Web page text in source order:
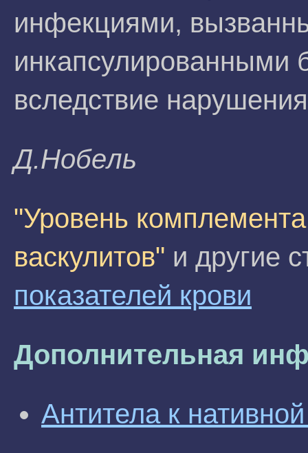
инфекциями,
инкапсулированными
вследствие
Д.Hoбeль
"Уровень
васкулитов" и другие
показателей крови
Дополнительная
Антитела к